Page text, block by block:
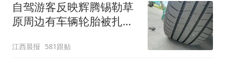
自驾游客反映辉腾锡勒草
原周边有车辆轮胎被扎，
元，官方发布情况通报
江西晨报 581跟贴